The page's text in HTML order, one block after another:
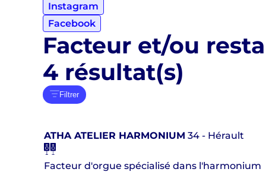
Instagram
Facebook
Facteur et/ou
4 résultat(s)
Filtrer
ATHA ATELIER HARMONIUM 34 - Hérault
Facteur d'orgue spécialisé dans l'harmonium